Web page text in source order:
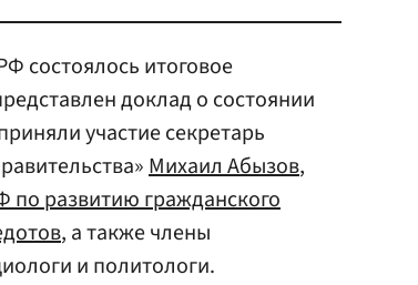
состоялось итоговое
доклад о состоянии
участие секретарь
Михаил Абызов,
по развитию гражданского
, а также члены
и политологи.